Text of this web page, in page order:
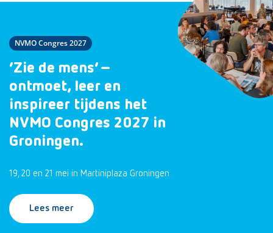
NVMO Congres 2027
‘Zie de mens’ –
ontmoet, leer en
inspireer tijdens het
NVMO Congres 2027 in
Groningen.
19, 20 en 21 mei in Martiniplaza Groningen
Lees meer